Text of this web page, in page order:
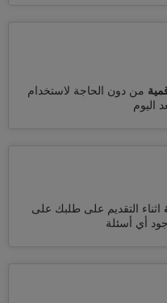
من دون الحاجة لاستخدام
اليوم
اثناء التقديم على طلبك على
أي أسئلة